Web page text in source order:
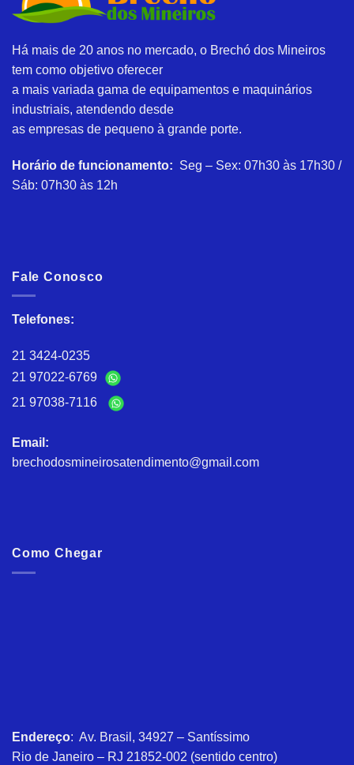
Há mais de 20 anos no mercado, o Brechó dos Mineiros
tem como objetivo oferecer
a mais variada gama de equipamentos e maquinários
industriais, atendendo desde
as empresas de pequeno à grande porte.
Horário de funcionamento: Seg – Sex: 07h30 às 17h30 /
Sáb: 07h30 às 12h
Fale Conosco
Telefones:
21 3424-0235
21 97022-6769
21 97038-7116
Email:
brechodosmineirosatendimento@gmail.com
Como Chegar
Endereço: Av. Brasil, 34927 – Santíssimo
Rio de Janeiro – RJ 21852-002 (sentido centro)